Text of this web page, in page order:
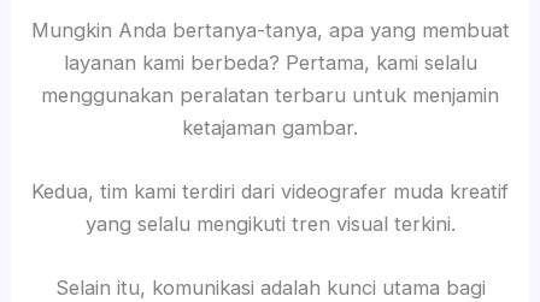
Mungkin Anda bertanya-tanya, apa yang membuat
layanan kami berbeda? Pertama, kami selalu
menggunakan peralatan terbaru untuk menjamin
ketajaman gambar.
Kedua, tim kami terdiri dari videografer muda kreatif
yang selalu mengikuti tren visual terkini.
Selain itu, komunikasi adalah kunci utama bagi